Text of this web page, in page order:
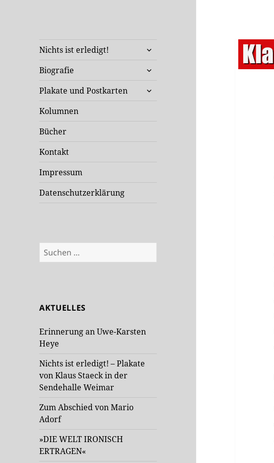
Klaus Staeck
Unterwegs in Sachen Kunst
Nichts ist erledigt!
untermenü
Biografie
untermenü
Plakate und Postkarten
untermenü
Kolumnen
Bücher
Kontakt
Impressum
Datenschutzerklärung
Suchen
nach:
AKTUELLES
Erinnerung an Uwe-Karsten
Heye
Nichts ist erledigt! – Plakate
von Klaus Staeck in der
Sendehalle Weimar
Zum Abschied von Mario
Adorf
»DIE WELT IRONISCH
ERTRAGEN«